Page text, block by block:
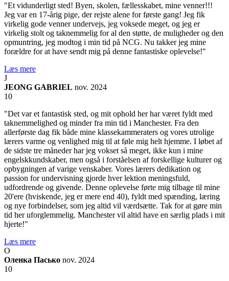
"Et vidunderligt sted! Byen, skolen, fællesskabet, mine venner!!!
Jeg var en 17-årig pige, der rejste alene for første gang! Jeg fik
virkelig gode venner undervejs, jeg voksede meget, og jeg er
virkelig stolt og taknemmelig for al den støtte, de muligheder og den
opmuntring, jeg modtog i min tid på NCG. Nu takker jeg mine
forældre for at have sendt mig på denne fantastiske oplevelse!"
Læs mere
J
JEONG GABRIEL nov. 2024
10
"Det var et fantastisk sted, og mit ophold her har været fyldt med
taknemmelighed og minder fra min tid i Manchester. Fra den
allerførste dag fik både mine klassekammeraters og vores utrolige
lærers varme og venlighed mig til at føle mig helt hjemme. I løbet af
de sidste tre måneder har jeg vokset så meget, ikke kun i mine
engelskkundskaber, men også i forståelsen af forskellige kulturer og
opbygningen af varige venskaber. Vores lærers dedikation og
passion for undervisning gjorde hver lektion meningsfuld,
udfordrende og givende. Denne oplevelse førte mig tilbage til mine
20'ere (hviskende, jeg er mere end 40), fyldt med spænding, læring
og nye forbindelser, som jeg altid vil værdsætte. Tak for at gøre min
tid her uforglemmelig. Manchester vil altid have en særlig plads i mit
hjerte!"
Læs mere
О
Оленка Пасько nov. 2024
10